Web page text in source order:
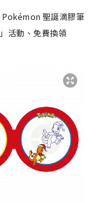
Pokémon 聖誕滴膠筆
活動、免費換領